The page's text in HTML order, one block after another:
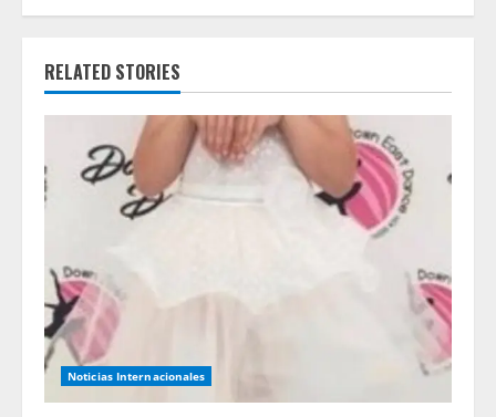
R
e
a
d
i
n
g
RELATED STORIES
Noticias Internacionales